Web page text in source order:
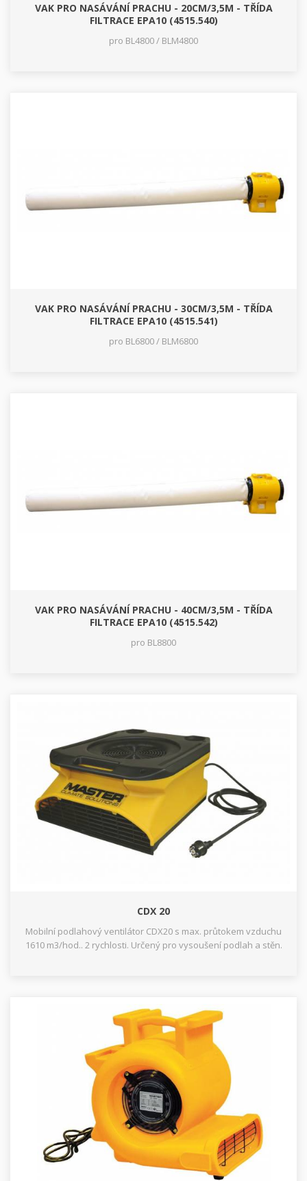
VAK PRO NASÁVÁNÍ PRACHU - 20CM/3,5M - TŘÍDA
FILTRACE EPA10 (4515.540)
pro BL4800 / BLM4800
VAK PRO NASÁVÁNÍ PRACHU - 30CM/3,5M - TŘÍDA
FILTRACE EPA10 (4515.541)
pro BL6800 / BLM6800
VAK PRO NASÁVÁNÍ PRACHU - 40CM/3,5M - TŘÍDA
FILTRACE EPA10 (4515.542)
pro BL8800
CDX 20
Mobilní podlahový ventilátor CDX20 s max. průtokem vzduchu
1610 m3/hod.. 2 rychlosti. Určený pro vysoušení podlah a stěn.